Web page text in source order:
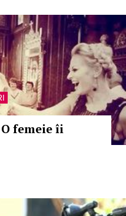
femeie îi